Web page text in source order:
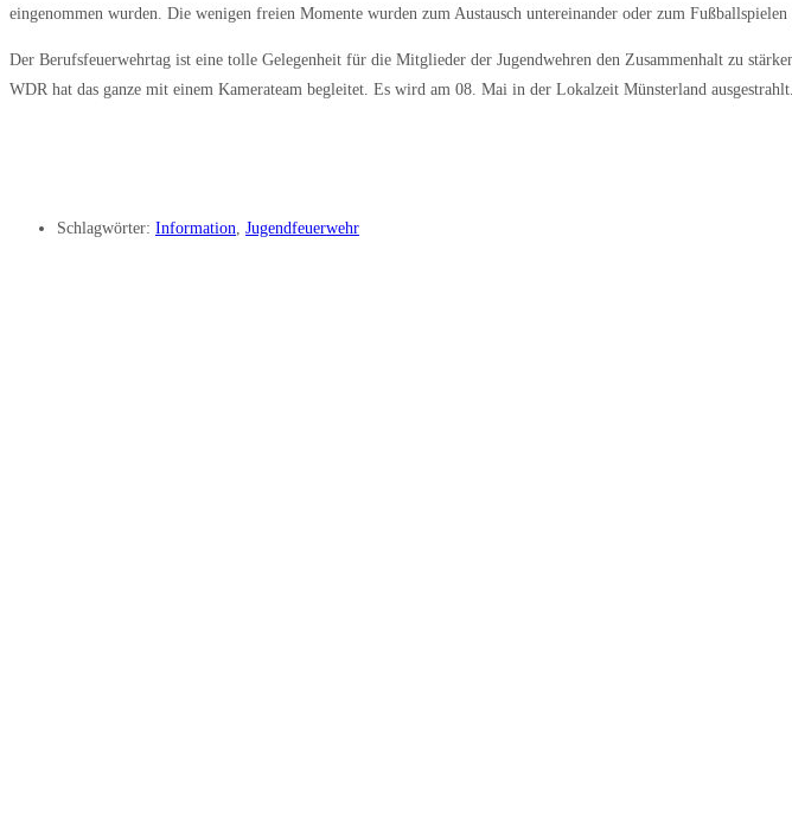
eingenommen wurden. Die wenigen freien Momente wurden zum Austausch untereinander oder zum Fußballspielen
Der Berufsfeuerwehrtag ist eine tolle Gelegenheit für die Mitglieder der Jugendwehren den Zusammenhalt zu
WDR hat das ganze mit einem Kamerateam begleitet. Es wird am 08. Mai in der Lokalzeit Münsterland ausgestrahlt.
Schlagwörter: Information Jugendfeuerwehr